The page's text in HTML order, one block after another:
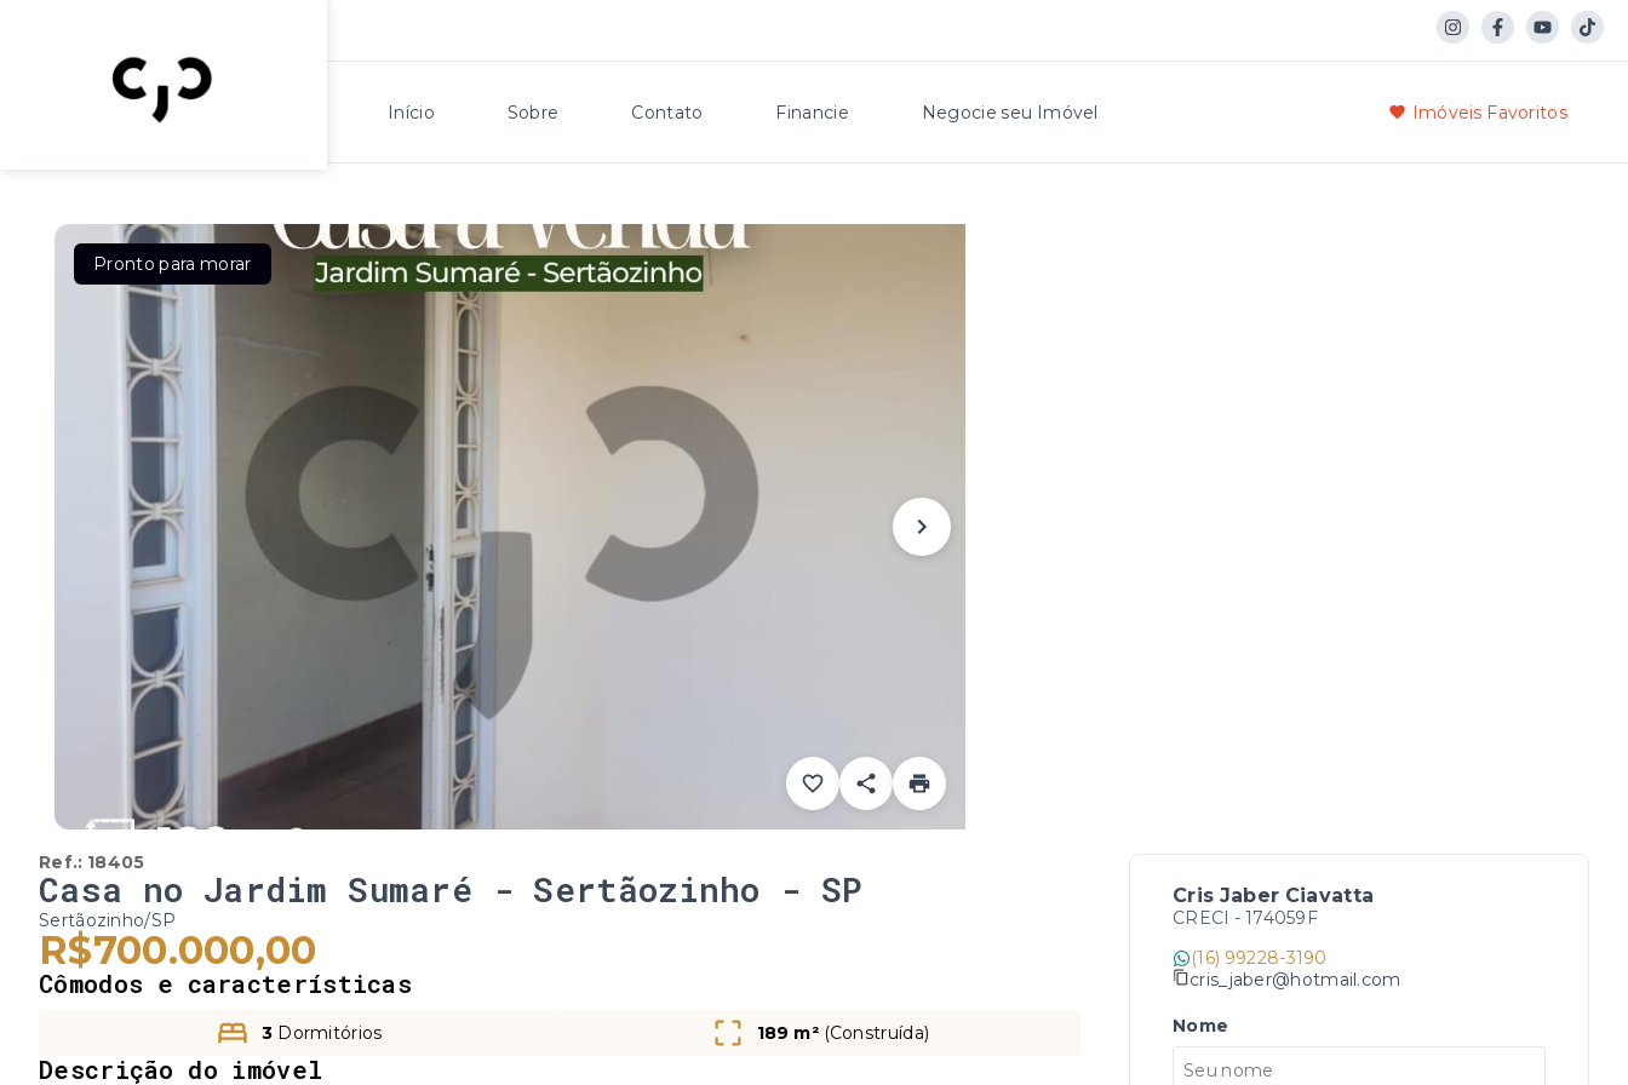
Início Sobre Contato Financie Negocie seu Imóvel Imóveis Favoritos
Pronto para morar
Ref.: 18405
Casa no Jardim Sumaré - Sertãozinho - SP
Sertãozinho/SP
R$700.000,00
Cômodos e características
3 Dormitórios 189 m² (Construída)
Descrição do imóvel
Cris Jaber Ciavatta
CRECI - 174059F
(16) 99228-3190
cris_jaber@hotmail.com
Nome